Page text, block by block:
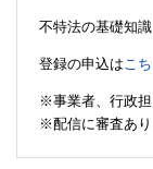
不特法の基礎知
登録の申込は こ
※事業者、行政
※配信に審査あり